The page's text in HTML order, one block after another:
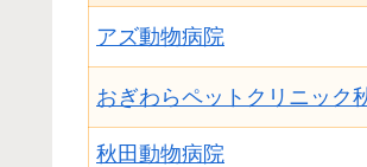
アズ動物病院
おぎわらペットクリニック
秋田動物病院